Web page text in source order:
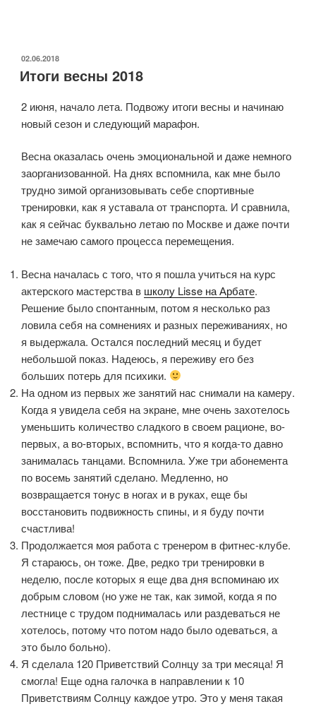
ОПУБЛИКОВАНО
02.06.2018
Итоги весны 2018
2 июня, начало лета. Подвожу итоги весны и начинаю
новый сезон и следующий марафон.
Весна оказалась очень эмоциональной и даже немного
заорганизованной. На днях вспомнила, как мне было
трудно зимой организовывать себе спортивные
тренировки, как я уставала от транспорта. И сравнила,
как я сейчас буквально летаю по Москве и даже почти
не замечаю самого процесса перемещения.
Весна началась с того, что я пошла учиться на курс
актерского мастерства в школу Lisse на Арбате.
Решение было спонтанным, потом я несколько раз
ловила себя на сомнениях и разных переживаниях, но
я выдержала. Остался последний месяц и будет
небольшой показ. Надеюсь, я переживу его без
больших потерь для психики.
На одном из первых же занятий нас снимали на камеру.
Когда я увидела себя на экране, мне очень захотелось
уменьшить количество сладкого в своем рационе, во-
первых, а во-вторых, вспомнить, что я когда-то давно
занималась танцами. Вспомнила. Уже три абонемента
по восемь занятий сделано. Медленно, но
возвращается тонус в ногах и в руках, еще бы
восстановить подвижность спины, и я буду почти
счастлива!
Продолжается моя работа с тренером в фитнес-клубе.
Я стараюсь, он тоже. Две, редко три тренировки в
неделю, после которых я еще два дня вспоминаю их
добрым словом (но уже не так, как зимой, когда я по
лестнице с трудом поднималась или раздеваться не
хотелось, потому что потом надо было одеваться, а
это было больно).
Я сделала 120 Приветствий Солнцу за три месяца! Я
смогла! Еще одна галочка в направлении к 10
Приветствиям Солнцу каждое утро. Это у меня такая